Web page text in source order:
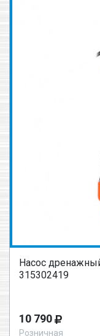
Насос
315302419
10 790
Розничная